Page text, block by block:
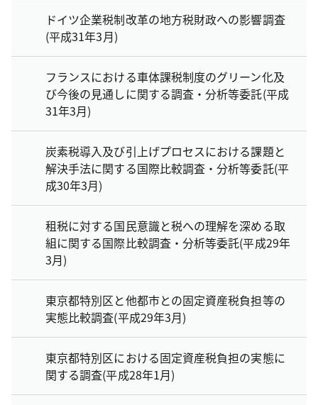
ドイツ企業税制改革の地方税財政への影響調査
(平成31年3月)
フランスにおける車体課税制度のグリーン化及
び今後の見通しに関する調査・分析等委託(平成
31年3月)
炭素税導入及び引上げプロセスにおける課題と
解決手法に関する国際比較調査・分析等委託(平
成30年3月)
租税に対する国民意識と税への理解を深める取
組に関する国際比較調査・分析等委託(平成29年
3月)
東京都特別区と他都市との固定資産税負担等の
実態比較調査(平成29年3月)
東京都特別区における固定資産税負担の実態に
関する調査(平成28年1月)